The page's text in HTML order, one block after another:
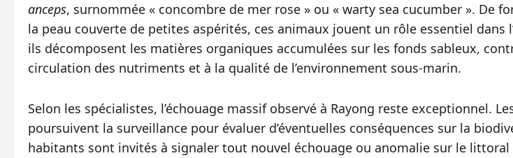
anceps, surnommée « concombre de mer rose » ou « warty sea cucumber ». De
la peau couverte de petites aspérités, ces animaux jouent un rôle essentiel dans
ils décomposent les matières organiques accumulées sur les fonds sableux,
circulation des nutriments et à la qualité de l’environnement sous‑marin.
Selon les spécialistes, l’échouage massif observé à Rayong reste exceptionnel.
poursuivent la surveillance pour évaluer d’éventuelles conséquences sur la
habitants sont invités à signaler tout nouvel échouage ou anomalie sur le